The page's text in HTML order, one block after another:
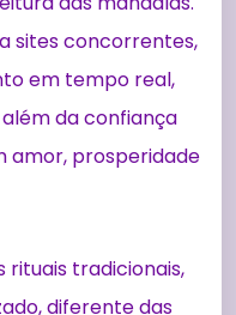
sites concorrentes,
em tempo real,
da confiança
amor, prosperidade
rituais tradicionais,
diferente das